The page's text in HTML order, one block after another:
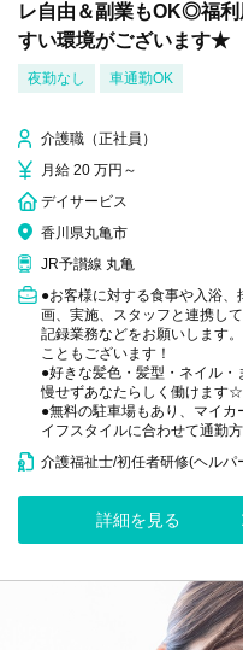
レ自由＆副業もOK◎福
すい環境がございます★
夜勤なし 車通勤OK
介護職（正社員）
月給 20 万円～
デイサービス
香川県丸亀市
JR予讃線 丸亀
●お客様に対する食事や入浴
画、実施、スタッフと連携し
記録業務などをお願いします
こともございます！
●好きな髪色・髪型・ネイル
慢せずあなたらしく働けます
●無料の駐車場もあり、マイ
イフスタイルに合わせて通勤
介護福祉士/初任者研修(ヘル
詳細を見る